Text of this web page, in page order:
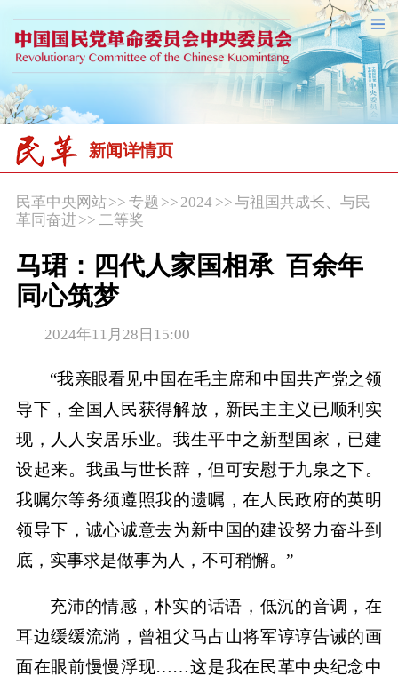
新闻详情页
民革中央网站>> 专题 >>2024 >>与祖国共成长、与民
革同奋进 >> 二等奖
马珺：四代人家国相承 百余年
同心筑梦
2024年11月28日15:00
“我亲眼看见中国在毛主席和中国共产党之领
导下，全国人民获得解放，新民主主义已顺利实
现，人人安居乐业。我生平中之新型国家，已建
设起来。我虽与世长辞，但可安慰于九泉之下。
我嘱尔等务须遵照我的遗嘱，在人民政府的英明
领导下，诚心诚意去为新中国的建设努力奋斗到
底，实事求是做事为人，不可稍懈。”
充沛的情感，朴实的话语，低沉的音调，在
耳边缓缓流淌，曾祖父马占山将军谆谆告诫的画
面在眼前慢慢浮现……这是我在民革中央纪念中